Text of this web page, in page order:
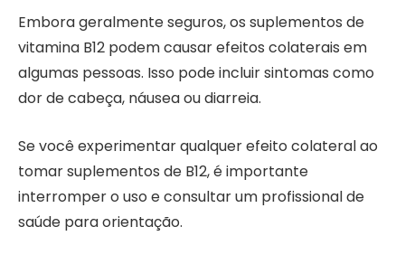
Embora geralmente seguros, os suplementos de
vitamina B12 podem causar efeitos colaterais em
algumas pessoas. Isso pode incluir sintomas como
dor de cabeça, náusea ou diarreia.
Se você experimentar qualquer efeito colateral ao
tomar suplementos de B12, é importante
interromper o uso e consultar um profissional de
saúde para orientação.